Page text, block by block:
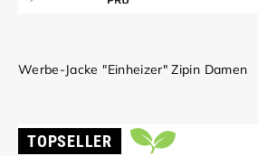
Werbe-Jacke "Einheizer" Zipin Damen
TOPSELLER